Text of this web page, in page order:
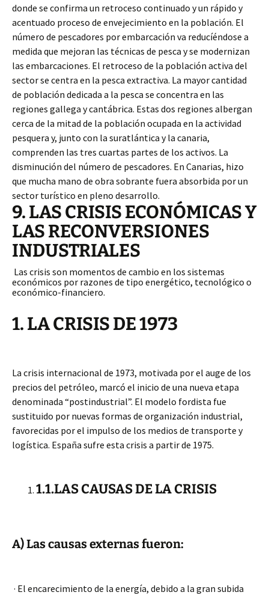
donde se confirma un retroceso continuado y un rápido y
acentuado proceso de envejecimiento en la población. El
número de pescadores por embarcación va reducíéndose a
medida que mejoran las técnicas de pesca y se modernizan
las embarcaciones. El retroceso de la población activa del
sector se centra en la pesca extractiva. La mayor cantidad
de población dedicada a la pesca se concentra en las
regiones gallega y cantábrica. Estas dos regiones albergan
cerca de la mitad de la población ocupada en la actividad
pesquera y, junto con la suratlántica y la canaria,
comprenden las tres cuartas partes de los activos. La
disminución del número de pescadores. En Canarias, hizo
que mucha mano de obra sobrante fuera absorbida por un
sector turístico en pleno desarrollo.
9. LAS CRISIS ECONÓMICAS Y
LAS RECONVERSIONES
INDUSTRIALES
Las crisis son momentos de cambio en los sistemas
económicos por razones de tipo energético, tecnológico o
económico-financiero.
1. LA CRISIS DE 1973
La crisis internacional de 1973, motivada por el auge de los
precios del petróleo, marcó el inicio de una nueva etapa
denominada “postindustrial”. El modelo fordista fue
sustituido por nuevas formas de organización industrial,
favorecidas por el impulso de los medios de transporte y
logística. España sufre esta crisis a partir de 1975.
1.1.LAS CAUSAS DE LA CRISIS
A) Las causas externas fueron:
· El encarecimiento de la energía, debido a la gran subida